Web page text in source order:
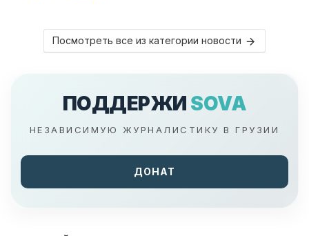
Посмотреть все из категории новости
ПОДДЕРЖИ SOVA
НЕЗАВИСИМУЮ ЖУРНАЛИСТИКУ В ГРУЗИИ
ДОНАТ